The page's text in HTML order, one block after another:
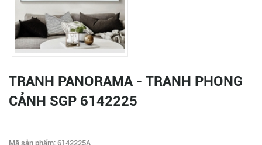
TRANH PANORAMA - TRANH PHONG
CẢNH SGP 6142225
Mã sản phẩm: 6142225A